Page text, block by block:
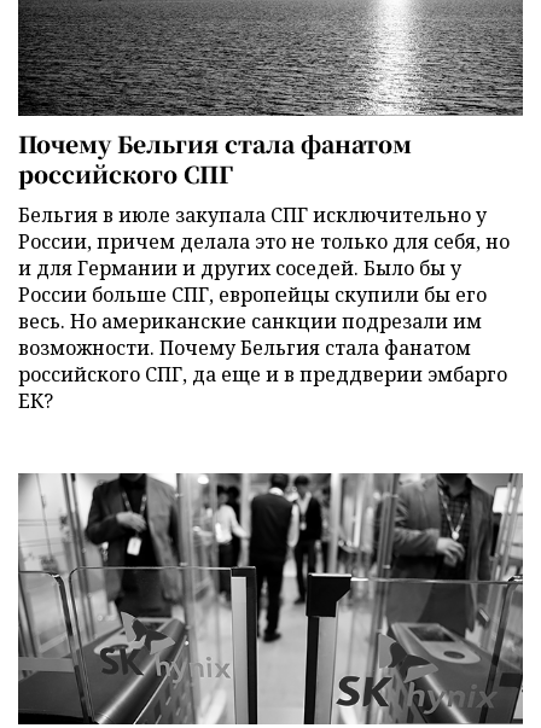
Почему Бельгия стала фанатом
российского СПГ
Бельгия в июле закупала СПГ исключительно у
России, причем делала это не только для себя, но
и для Германии и других соседей. Было бы у
России больше СПГ, европейцы скупили бы его
весь. Но американские санкции подрезали им
возможности. Почему Бельгия стала фанатом
российского СПГ, да еще и в преддверии эмбарго
ЕК?